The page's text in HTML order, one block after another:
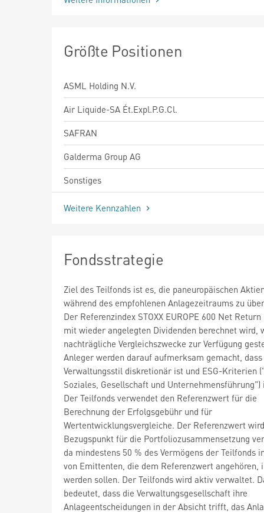
Größte Positionen
ASML Holding N.V.
Air Liquide-SA Ét.Expl.P.G.Cl.
SAFRAN
Galderma Group AG
Sonstiges
Weitere Kennzahlen
Fondsstrategie
Ziel des Teilfonds ist es, die paneuropäischen
während des empfohlenen Anlagezeitraums zu
Der Referenzindex STOXX EUROPE 600 Net
mit wieder angelegten Dividenden berechnet wird,
nachträgliche Vergleichszwecke zur Verfügung
Anleger werden darauf aufmerksam gemacht,
Verwaltungsstil diskretionär ist und ESG-Kriterien
Soziales, Gesellschaft und
Der Teilfonds verwendet den Referenzwert für die
Berechnung der Erfolgsgebühr und für
Wertentwicklungsvergleiche. Der Referenzwert
Bezugspunkt für die Portfoliozusammensetzung
da mindestens 50 % des Vermögens der Teilfonds
von Emittenten, die dem Referenzwert angehören,
werden sollen. Der Teilfonds wird aktiv verwaltet.
bedeutet, dass die Verwaltungsgesellschaft ihre
Anlageentscheidungen in der Absicht trifft, das